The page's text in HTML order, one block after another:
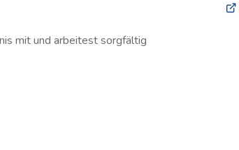
mit und arbeitest sorgfältig